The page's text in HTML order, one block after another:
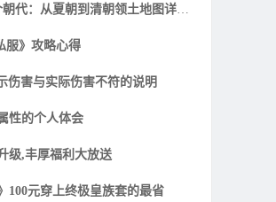
中国历史上各个朝代：从夏朝到清朝领土地图详细一
服》攻略心得
伤害与实际伤害不符的说明
性的个人体会
级,丰厚福利大放送
100元穿上终极皇族套的最省